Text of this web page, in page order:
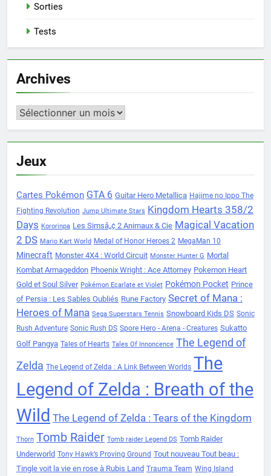
Sorties
Tests
Archives
Archives
Jeux
Cartes Pokémon GTA 6 Guitar Hero Metallica Hajime no Ippo The
Fighting Revolution Jump Ultimate Stars Kingdom Hearts 358/2
Days Kororinpa Les Simsâ„¢ 2 Animaux & Cie Magical Vacation
2 DS Mario Kart World Medal of Honor Heroes 2 MegaMan 10
Minecraft Monster 4X4 : World Circuit Monster Hunter G Mortal
Kombat Armageddon Phoenix Wright : Ace Attorney Pokemon Heart
Gold et Soul Silver Pokémon Ecarlate et Violet Pokémon Pocket Prince
of Persia : Les Sables Oubliés Rune Factory Secret of Mana :
Heroes of Mana Sega Superstars Tennis Snowboard Kids DS Sonic
Rush Adventure Sonic Rush DS Spore Hero - Arena - Creatures Sukatto
Golf Pangya Tales of Hearts Tales Of Innoncence The Legend of
Zelda The Legend of Zelda : A Link Between Worlds The
Legend of Zelda : Breath of the
Wild The Legend of Zelda : Tears of the Kingdom
Thorn Tomb Raider Tomb raider Legend DS Tomb Raider
Underworld Tony Hawk’s Proving Ground Tout nouveau Tout beau :
Tingle voit la vie en rose à Rubis Land Trauma Team Wing Island